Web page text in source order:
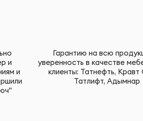
и
и
Гарантию на всю
уверенность в качестве
клиенты: Татнефть, Кравт
Татлифт, Адымнар